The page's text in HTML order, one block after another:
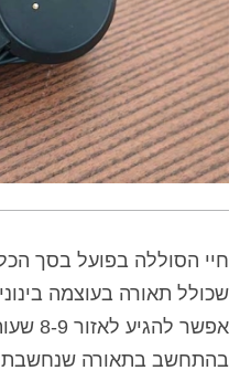
חיי הסוללה בפועל בסך
אפשר
בהתחשב בתאורה שנחשבת